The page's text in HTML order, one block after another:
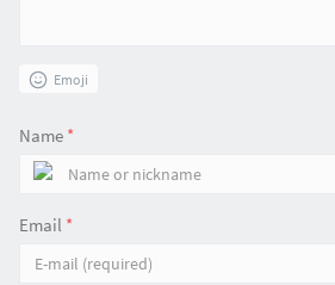
Emoji
Name *
Email *